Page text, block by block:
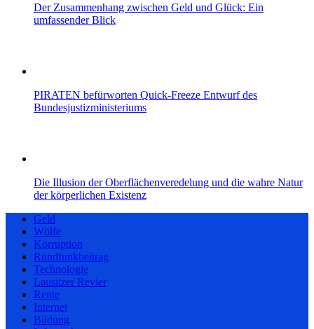
Der Zusammenhang zwischen Geld und Glück: Ein
umfassender Blick
PIRATEN befürworten Quick-Freeze Entwurf des
Bundesjustizministeriums
Die Illusion der Oberflächenveredelung und die wahre Natur
der körperlichen Existenz
Geld
Wölfe
Korruption
Rundfunkbeitrag
Technologie
Lausitzer Revier
Rente
Internet
Bildung